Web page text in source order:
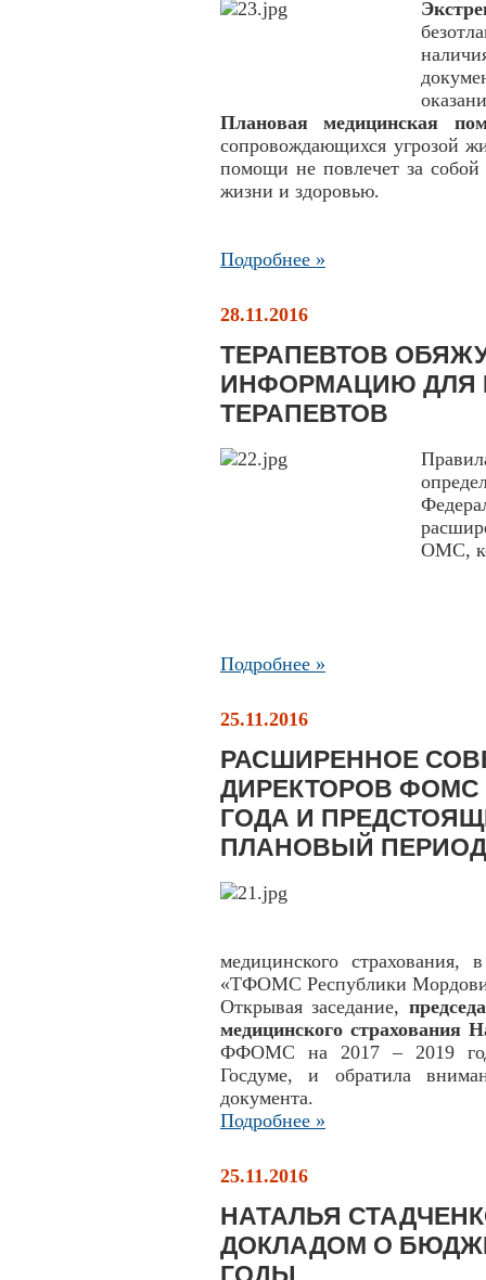
Плановая медицинская
сопровождающихся угрозой
помощи не повлечет за собой
жизни и здоровью.
Подробнее »
28.11.2016
ТЕРАПЕВТОВ
ИНФОРМАЦИЮ ДЛЯ
ТЕРАПЕВТОВ
ОМС,
Подробнее »
25.11.2016
РАСШИРЕННОЕ
ДИРЕКТОРОВ ФОМС
ГОДА И
ПЛАНОВЫЙ ПЕРИОД
медицинского
«ТФОМС Республики
Открывая заседание,
медицинского страхования
ФФОМС на 2017 – 2019
Госдуме, и обратила
документа.
Подробнее »
25.11.2016
НАТАЛЬЯ
ДОКЛАДОМ О